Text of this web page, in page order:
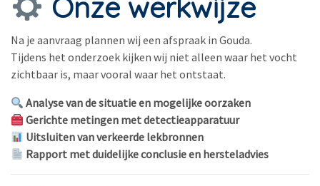
Onze werkwijze
Na je aanvraag plannen wij een afspraak in Gouda.
Tijdens het onderzoek kijken wij niet alleen waar het vocht
zichtbaar is, maar vooral waar het ontstaat.
Analyse van de situatie en mogelijke oorzaken
Gerichte metingen met detectieapparatuur
Uitsluiten van verkeerde lekbronnen
Rapport met duidelijke conclusie en hersteladvies